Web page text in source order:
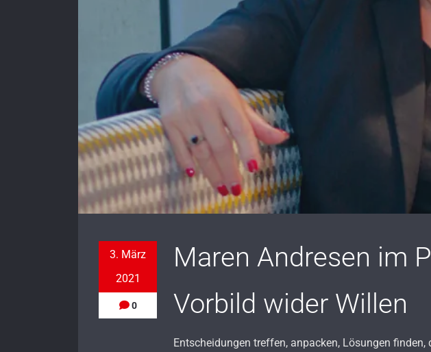
3. März
2021
0
Maren Andresen im
Vorbild wider Willen
Entscheidungen treffen, anpacken, Lösungen